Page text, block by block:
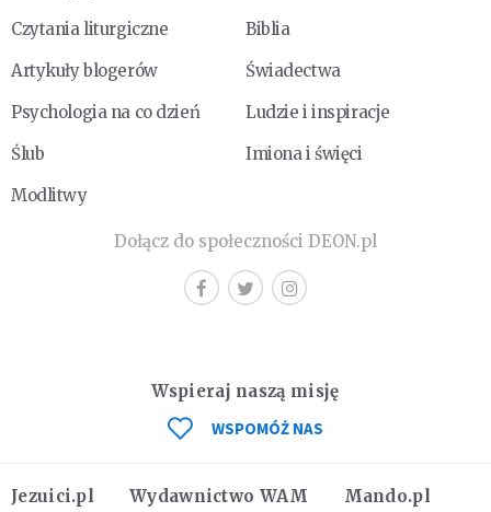
Czytania liturgiczne
Biblia
Artykuły blogerów
Świadectwa
Psychologia na co dzień
Ludzie i inspiracje
Ślub
Imiona i święci
Modlitwy
Dołącz do społeczności DEON.pl
Jezuici.pl Wydawnictwo WAM Mando.pl
Wspieraj naszą misję
WSPOMÓŻ NAS